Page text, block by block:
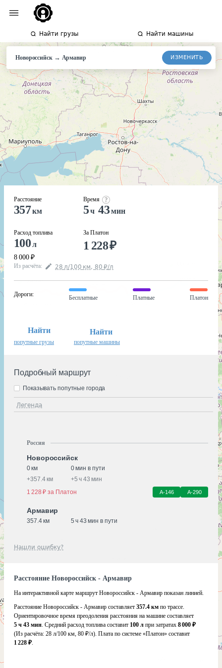
Найти грузы Найти машины
Новороссийск→ Армавир ИЗМЕНИТЬ
Расстояние
357км
Расход топлива
100л
8 000 ₽
Время
5 ч 43мин
За Платон
1 228₽
Из расчёта: 28 л/100 км, 80 ₽/л
Дороги:
Бесплатные Платные Платон
Найти
попутные грузы
Найти
попутные машины
Подробный маршрут
Легенда
Показывать попутные города
Россия
Новороссийск
0 км
0 мин в пути
+357.4 км +5 ч 43 мин
1 228 ₽ за Платон
А-146 А-290
Армавир
357.4 км 5 ч 43 мин в пути
Нашли ошибку?
Расстояние Новороссийск - Армавир
На интерактивной карте маршрут Новороссийск - Армавир показан линией.
Расстояние Новороссийск - Армавир составляет 357.4 км по трассе.
Ориентировочное время преодоления расстояния на машине составляет
5 ч 43 мин. Средний расход топлива составит 100 л при затратах 8 000 ₽
(Из расчёта: 28 л/100 км, 80 ₽/л). Плата по системе «Платон» составит
1 228 ₽.